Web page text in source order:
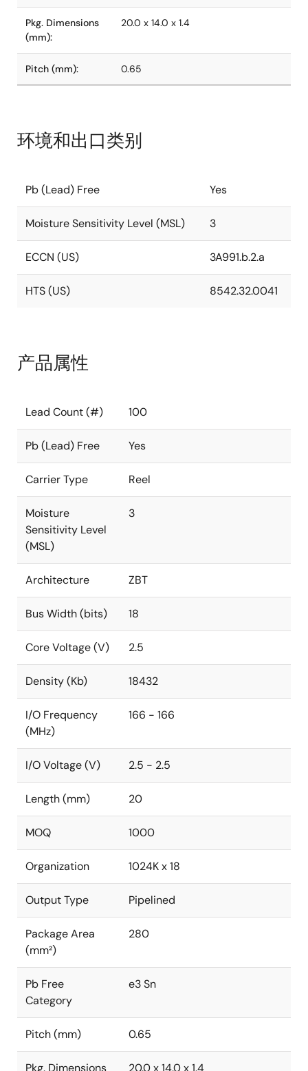
Pkg. Dimensions
(mm):
20.0 x 14.0 x 1.4
Pitch (mm): 0.65
环境和出口类别
Pb (Lead) Free Yes
Moisture Sensitivity Level (MSL) 3
ECCN (US) 3A991.b.2.a
HTS (US) 8542.32.0041
产品属性
Lead Count (#) 100
Pb (Lead) Free Yes
Carrier Type Reel
Moisture
Sensitivity Level
(MSL)
3
Architecture ZBT
Bus Width (bits) 18
Core Voltage (V) 2.5
Density (Kb) 18432
I/O Frequency
(MHz)
166 - 166
I/O Voltage (V) 2.5 - 2.5
Length (mm) 20
MOQ 1000
Organization 1024K x 18
Output Type Pipelined
Package Area
(mm²)
280
Pb Free
Category
e3 Sn
Pitch (mm) 0.65
Pkg. Dimensions 20.0 x 14.0 x 1.4